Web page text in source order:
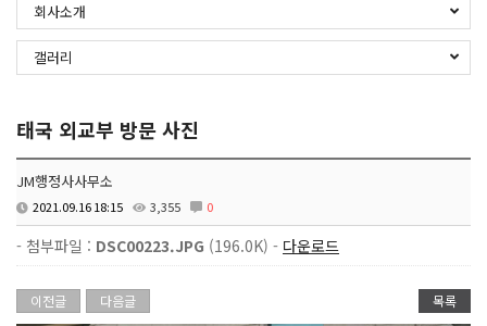
회사소개
갤러리
태국 외교부 방문 사진
JM행정사사무소
2021.09.16 18:15 3,355 0
- 첨부파일 : DSC00223.JPG (196.0K) - 다운로드
이전글 다음글 목록